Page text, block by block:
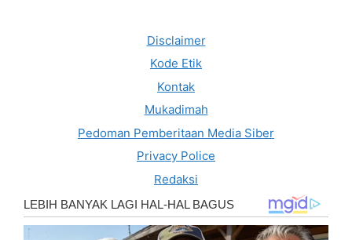
Disclaimer
Kode Etik
Kontak
Mukadimah
Pedoman Pemberitaan Media Siber
Privacy Police
Redaksi